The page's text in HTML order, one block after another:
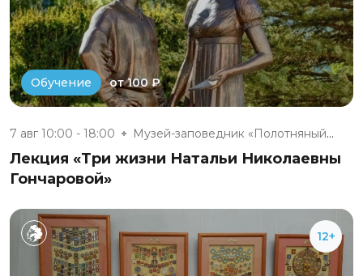
Обучение от 100 ₽
7 авг 10:00 - 18:00 Музей-заповедник «Полотняный З...
Лекция «Три жизни Натальи Николаевны
Гончаровой»
12+